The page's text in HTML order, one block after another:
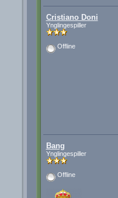
Cristiano Doni
Ynglingespiller
Offline
Bang
Ynglingespiller
Offline